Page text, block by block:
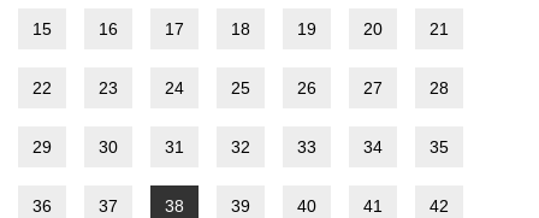
15 16 17 18 19 20 21
22 23 24 25 26 27 28
29 30 31 32 33 34 35
36 37 38 39 40 41 42